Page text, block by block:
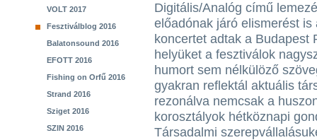
VOLT 2017
Fesztiválblog 2016
Balatonsound 2016
EFOTT 2016
Fishing on Orfű 2016
Strand 2016
Sziget 2016
SZIN 2016
Digitális/Analóg című
előadónak járó elismerést
koncertet adtak a Budapest
helyüket a fesztiválok
humort sem nélkülöző
gyakran reflektál aktuális
rezonálva nemcsak a
korosztályok hétköznapi
Társadalmi